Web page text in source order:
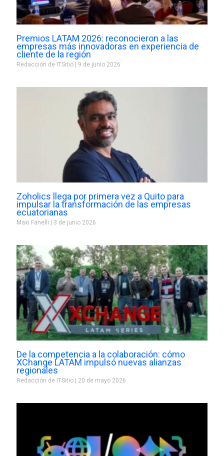
Premios LATAM 2026: reconocieron a las
empresas más innovadoras en experiencia de
cliente de la región
Redacción de ITSitio 9 de junio 2026
Zoholics llega por primera vez a Quito para
impulsar la transformación de las empresas
ecuatorianas
Maxi Fanelli 3 de junio 2026
De la competencia a la colaboración: cómo
XChange LATAM impulsó nuevas alianzas
regionales
Redacción de ITSitio 20 de mayo 2026